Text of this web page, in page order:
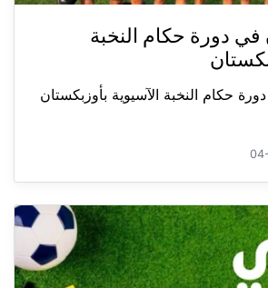
في دورة حكام النخبة
حكام النخبة الآسيوية بأوزبكستان